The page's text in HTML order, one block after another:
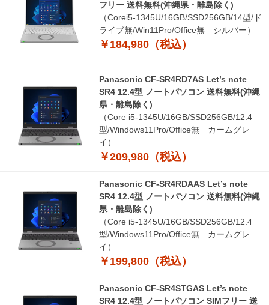
フリー 送料無料(沖縄県・離島除く)
（Corei5-1345U/16GB/SSD256GB/14型/ド
ライブ無/Win11Pro/Office無 シルバー）
￥184,980（税込）
Panasonic CF-SR4RD7AS Let’s note
SR4 12.4型 ノートパソコン 送料無料(沖縄
県・離島除く)
（Core i5-1345U/16GB/SSD256GB/12.4
型/Windows11Pro/Office無 カームグレ
イ）
￥209,980（税込）
Panasonic CF-SR4RDAAS Let’s note
SR4 12.4型 ノートパソコン 送料無料(沖縄
県・離島除く)
（Core i5-1345U/16GB/SSD256GB/12.4
型/Windows11Pro/Office無 カームグレ
イ）
￥199,800（税込）
Panasonic CF-SR4STGAS Let’s note
SR4 12.4型 ノートパソコン SIMフリー 送